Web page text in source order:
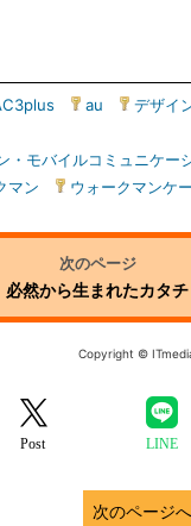
au デザイ
・モバイルコミュニケー
マン ウォークマンケ
必然から生まれたカタチ
Copyright ©
Post LINE
次のページへ